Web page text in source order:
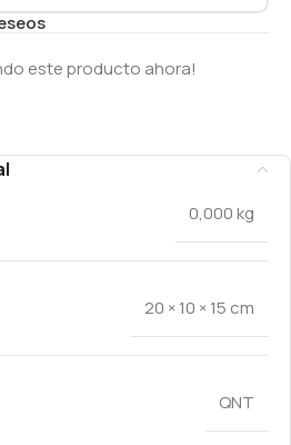
este producto ahora!
0,000 kg
20 × 10 × 15 cm
QNT